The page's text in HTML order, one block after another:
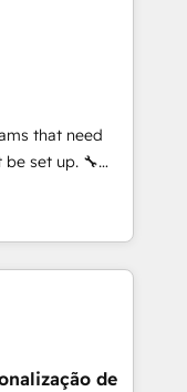
Together we
and
you can grow!
alinea
HubSpot
desde las
como
y escalar
🌎
Ecuador,
y
that need
set up. 🔧
Highly
in weeks, not
optimization
secure datade